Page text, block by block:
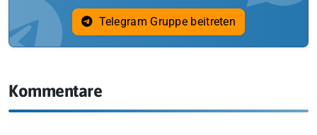
Telegram Gruppe beitreten
Kommentare